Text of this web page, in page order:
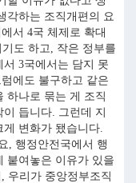
각하는 조직개편의 요
서 4국 체제로 확대
도 하고, 작은 정부를
3국에서는 담지 못
에도 불구하고 같은
하나로 묶는 게 조직
듭니다. 그런데 지
게 변화가 됐습니다.
, 행정안전국에서 행
붙여놓은 이유가 있을
우리가 중앙정부조직